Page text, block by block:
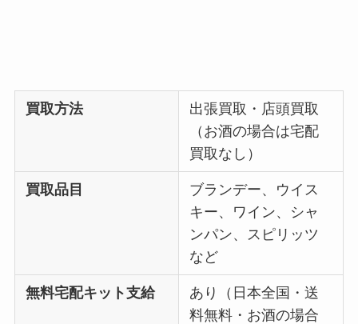
買取方法
出張買取・店頭買取
（お酒の場合は宅配
買取なし）
買取品目
ブランデー、ウイス
キー、ワイン、シャ
ンパン、スピリッツ
など
無料宅配キット支給
あり（日本全国・送
料無料・お酒の場合